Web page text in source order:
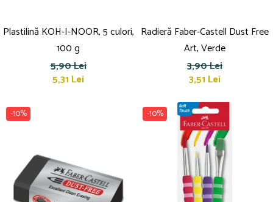
Plastilină KOH-I-NOOR, 5 culori,
100 g
5,90 Lei
5,31 Lei
Radieră Faber-Castell Dust Free
Art, Verde
3,90 Lei
3,51 Lei
-10% -10%